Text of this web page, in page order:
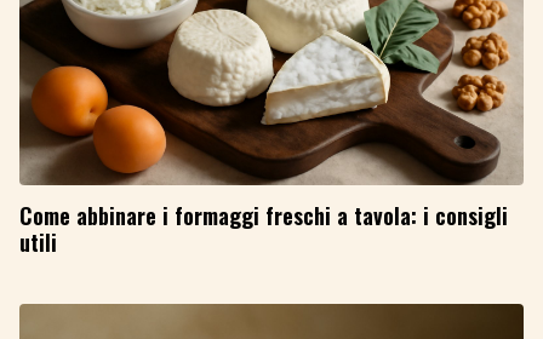
Come abbinare i formaggi freschi a tavola: i consigli
utili